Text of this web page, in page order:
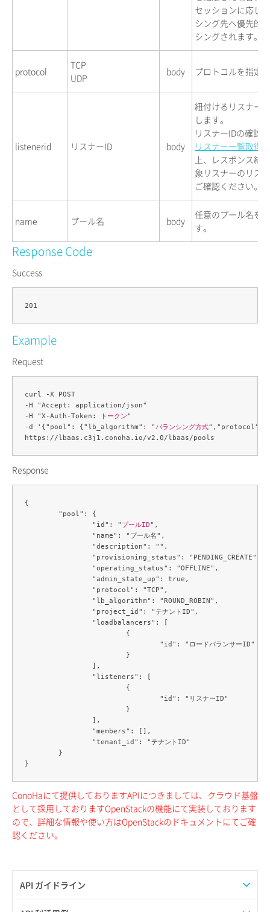
API ガイドライン
セッションに応じ
シング先へ優先的
シングされます。
protocol
TCP
UDP
body プロトコルを指定
listenerid リスナーID body
紐付けるリスナー
します。
リスナーIDの確認
リスナー一覧取得
上、レスポンス結
象リスナーのリス
ご確認ください。
name プール名 body
任意のプール名を
す。
Response Code
Success
Example
Request
curl -X POST
-H "Accept: application/json"
-H "X-Auth-Token:
トークン"
-d '{"pool": {"lb_algorithm": "バランシング方式","protocol":
Response
{
		"id": "
プールID",
ConoHaにて提供しておりますAPIにつきましては、クラウド基盤
として採用しておりますOpenStackの機能にて実装しております
ので、詳細な情報や使い方はOpenStackのドキュメントにてご確
認ください。